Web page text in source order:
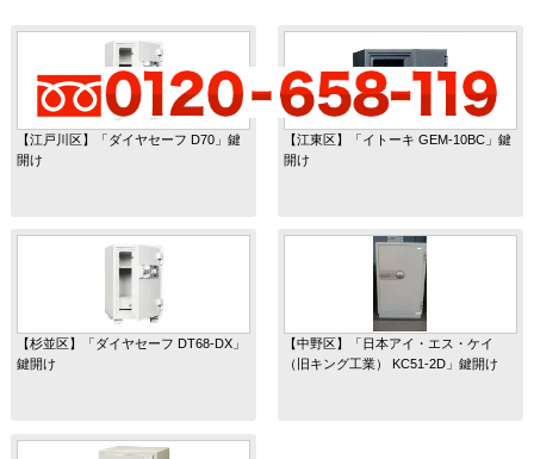
【江戸川区】「ダイヤセーフ D70」鍵
開け
【江東区】「イトーキ GEM-10BC」鍵
開け
【杉並区】「ダイヤセーフ DT68-DX」
鍵開け
【中野区】「日本アイ・エス・ケイ
（旧キング工業） KC51-2D」鍵開け